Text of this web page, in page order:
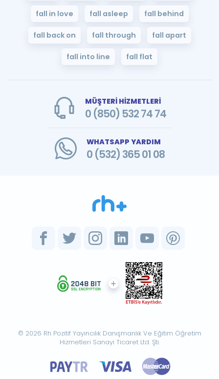
fall in love fall asleep fall behind
fall back on fall through fall apart
fall into line fall flat
MÜŞTERİ HİZMETLERİ
0 (850) 532 74 74
WHATSAPP YARDIM
0 (532) 365 01 08
© 2026 Rh Pozitif Yayıncılık Danışmanlık Ve Eğitim Öğretim
Hizmetleri Sanayi Ticaret Ltd. Şti.